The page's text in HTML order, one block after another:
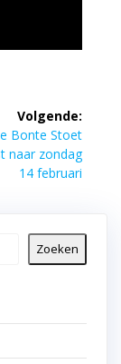
Volgende:
Bonte Stoet
naar zondag
14 februari
Zoeken